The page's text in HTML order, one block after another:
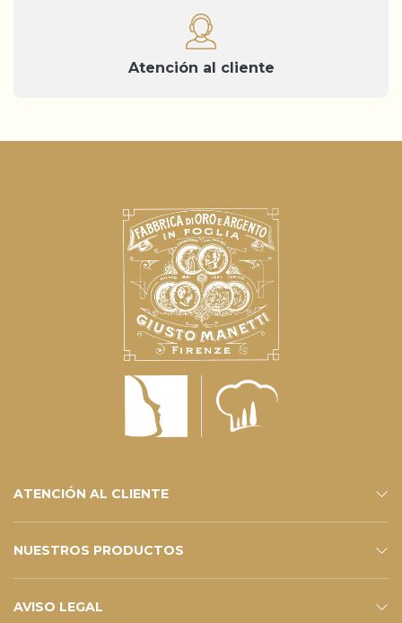
Atención al cliente
ATENCIÓN AL CLIENTE
CONTACTOS
SERVICIOS DE TIENDA ELECTRÓNICA
FAQ – SUS PREGUNTAS
SUSCRÍBETE AL BOLETÍN
NUESTROS PRODUCTOS
ESHOP
CATÁLOGO
AVISO LEGAL